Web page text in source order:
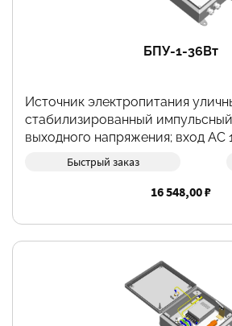
БПУ-1-36Вт
Источник электропитания
стабилизированный
выходного напряжения; вход АС
Быстрый заказ
16 548,00 ₽